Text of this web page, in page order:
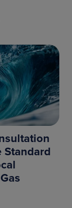
Standard